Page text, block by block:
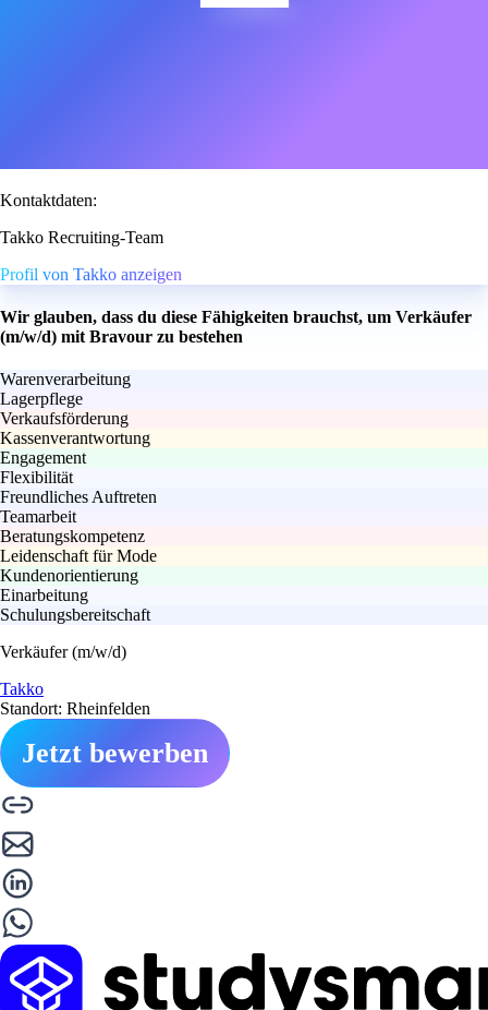
Kontaktdaten:
Takko Recruiting-Team
Profil von Takko anzeigen
Wir glauben, dass du diese Fähigkeiten brauchst, um Verkäufer
(m/w/d) mit Bravour zu bestehen
Warenverarbeitung
Lagerpflege
Verkaufsförderung
Kassenverantwortung
Engagement
Flexibilität
Freundliches Auftreten
Teamarbeit
Beratungskompetenz
Leidenschaft für Mode
Kundenorientierung
Einarbeitung
Schulungsbereitschaft
Verkäufer (m/w/d)
Takko
Standort: Rheinfelden
Jetzt bewerben